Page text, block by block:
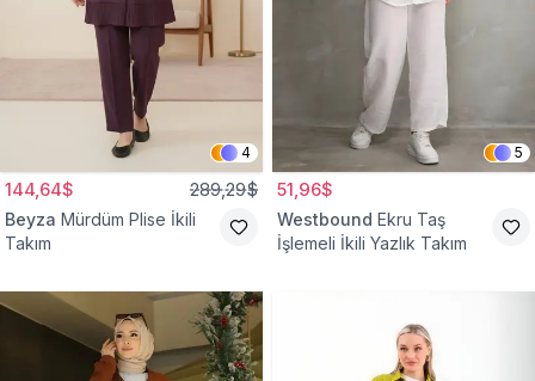
4
144,64$ 289,29$
Beyza Mürdüm Plise İkili
Takım
5
51,96$
Westbound Ekru Taş
İşlemeli İkili Yazlık Takım